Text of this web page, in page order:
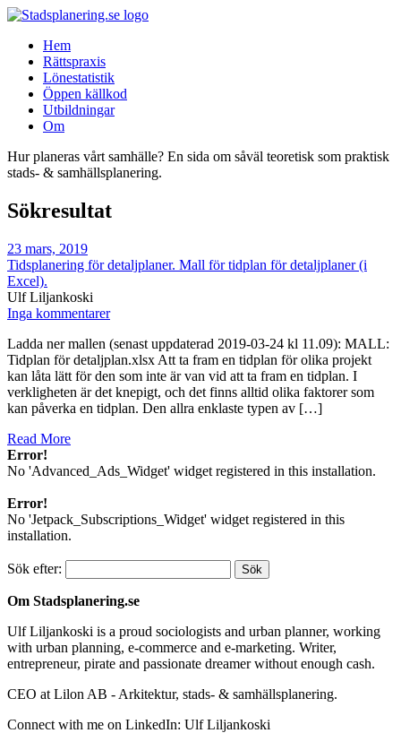
Hem
Rättspraxis
Lönestatistik
Öppen källkod
Utbildningar
Om
Hur planeras vårt samhälle? En sida om såväl teoretisk som praktisk
stads- & samhällsplanering.
Sökresultat
23 mars, 2019
Tidsplanering för detaljplaner. Mall för tidplan för detaljplaner (i
Excel).
Ulf Liljankoski
Inga kommentarer
Ladda ner mallen (senast uppdaterad 2019-03-24 kl 11.09): MALL:
Tidplan för detaljplan.xlsx Att ta fram en tidplan för olika projekt
kan låta lätt för den som inte är van vid att ta fram en tidplan. I
verkligheten är det knepigt, och det finns alltid olika faktorer som
kan påverka en tidplan. Den allra enklaste typen av […]
Read More
Error!
No 'Advanced_Ads_Widget' widget registered in this installation.
Error!
No 'Jetpack_Subscriptions_Widget' widget registered in this
installation.
Sök efter:
Om Stadsplanering.se
Ulf Liljankoski is a proud sociologists and urban planner, working
with urban planning, e-commerce and e-marketing. Writer,
entrepreneur, pirate and passionate dreamer without enough cash.
CEO at Lilon AB - Arkitektur, stads- & samhällsplanering.
Connect with me on LinkedIn: Ulf Liljankoski